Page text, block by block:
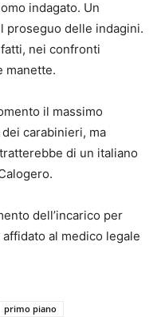
indagato. Un
proseguo delle indagini.
nei confronti
manette.
il massimo
carabinieri, ma
di un italiano
dell’incarico per
affidato al medico legale
primo piano